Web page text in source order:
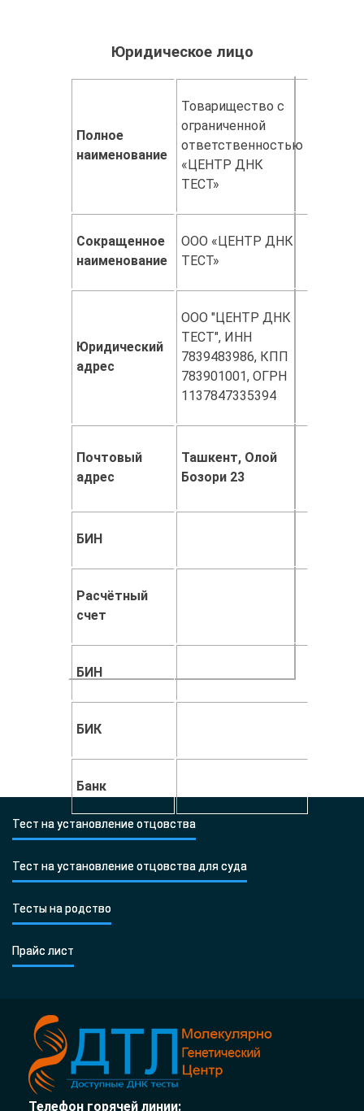
Юридическое лицо
Полное
наименование
Товарищество с
ограниченной
ответственностью
«ЦЕНТР ДНК
ТЕСТ»
Сокращенное
наименование
ООО «ЦЕНТР ДНК
ТЕСТ»
Юридический
адрес
ООО "ЦЕНТР ДНК
ТЕСТ", ИНН
7839483986, КПП
783901001, ОГРН
1137847335394
Почтовый
адрес
Ташкент, Олой
Бозори 23
БИН
Расчётный
счет
БИН
БИК
Банк
Тест на установление отцовства
Тест на установление отцовства для суда
Тесты на родство
Прайс лист
Телефон горячей линии: